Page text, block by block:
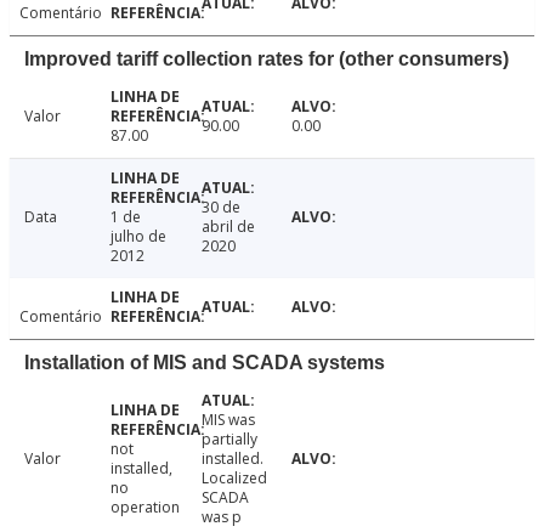
Comentário
Improved tariff collection rates for (other consumers)
Valor
87.00
90.00 0.00
Data
1 de
julho de
2012
30 de
abril de
2020
Comentário
Installation of MIS and SCADA systems
Valor
not
installed,
no
operation
MIS was
partially
installed.
Localized
SCADA
was p